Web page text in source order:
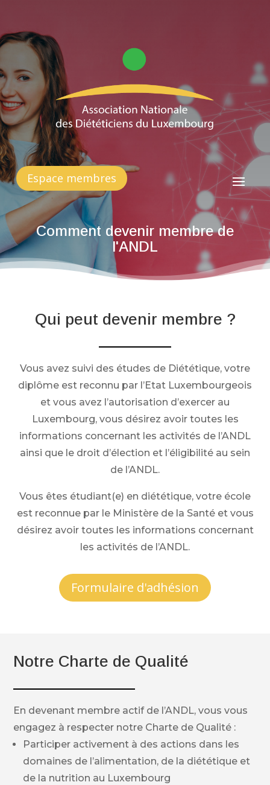
Espace membres
Comment devenir membre de
l'ANDL
Qui peut devenir membre ?
Vous avez suivi des études de Diététique, votre
diplôme est reconnu par l’Etat Luxembourgeois
et vous avez l’autorisation d’exercer au
Luxembourg, vous désirez avoir toutes les
informations concernant les activités de l’ANDL
ainsi que le droit d’élection et l’éligibilité au sein
de l’ANDL.
Vous êtes étudiant(e) en diététique, votre école
est reconnue par le Ministère de la Santé et vous
désirez avoir toutes les informations concernant
les activités de l’ANDL.
Formulaire d'adhésion
Notre Charte de Qualité
En devenant membre actif de l’ANDL, vous vous
engagez à respecter notre Charte de Qualité :
Participer activement à des actions dans les
domaines de l’alimentation, de la diététique et
de la nutrition au Luxembourg